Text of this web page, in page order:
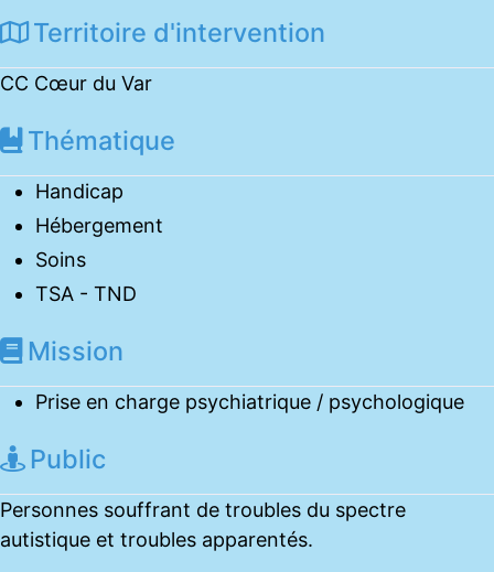
Territoire d'intervention
CC Cœur du Var
Thématique
Handicap
Hébergement
Soins
TSA - TND
Mission
Prise en charge psychiatrique / psychologique
Public
Personnes souffrant de troubles du spectre
autistique et troubles apparentés.